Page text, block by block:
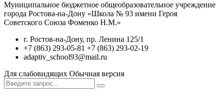
Муниципальное бюджетное общеобразовательное учреждение
города Ростова-на-Дону «Школа № 93 имени Героя
Советского Союза Фоменко Н.М.»
г. Ростов-на-Дону, пр. Ленина 125/1
+7 (863) 293-05-81 +7 (863) 293-02-19
adaptiv_school93@mail.ru
Для слабовидящих Обычная версия